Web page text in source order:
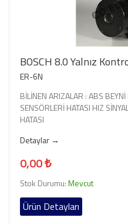
BOSCH 8.0 Yalnız
ER-6N
BİLİNEN ARIZALAR : ABS
SENSÖRLERİ HATASI HIZ
HATASI
Detaylar →
0,00 ₺
Stok Durumu:Mevcut
Ürün Detayları